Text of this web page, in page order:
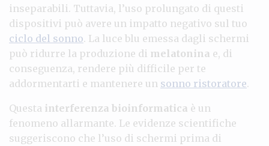
inseparabili. Tuttavia, l’uso prolungato di questi
dispositivi può avere un impatto negativo sul tuo
ciclo del sonno. La luce blu emessa dagli schermi
può ridurre la produzione di melatonina e, di
conseguenza, rendere più difficile per te
addormentarti e mantenere un sonno ristoratore.
Questa interferenza bioinformatica è un
fenomeno allarmante. Le evidenze scientifiche
suggeriscono che l’uso di schermi prima di